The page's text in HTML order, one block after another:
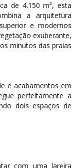
de 4.150 m², esta
a arquitetura
e modernos
exuberante,
minutos das praias
e acabamentos em
perfeitamente a
dois espaços de
com uma lareira